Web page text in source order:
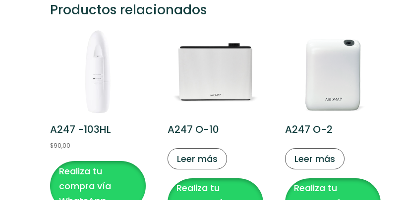
Productos relacionados
A247 -103HL
$90,00
Realiza tu
compra vía
A247 O-10
Leer más
Realiza tu
A247 O-2
Leer más
Realiza tu